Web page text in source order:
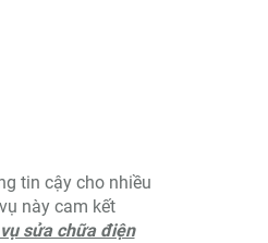
tin cậy cho nhiều
này cam kết
sửa chữa điện